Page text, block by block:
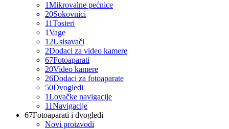
1Mikrovalne pećnice
20Sokovnici
11Tosteri
1Vage
12Usisavači
2Dodaci za video kamere
67Fotoaparati
20Video kamere
26Dodaci za fotoaparate
50Dvogledi
1Lovačke navigacije
11Navigacije
67Fotoaparati i dvogledi
Novi proizvodi